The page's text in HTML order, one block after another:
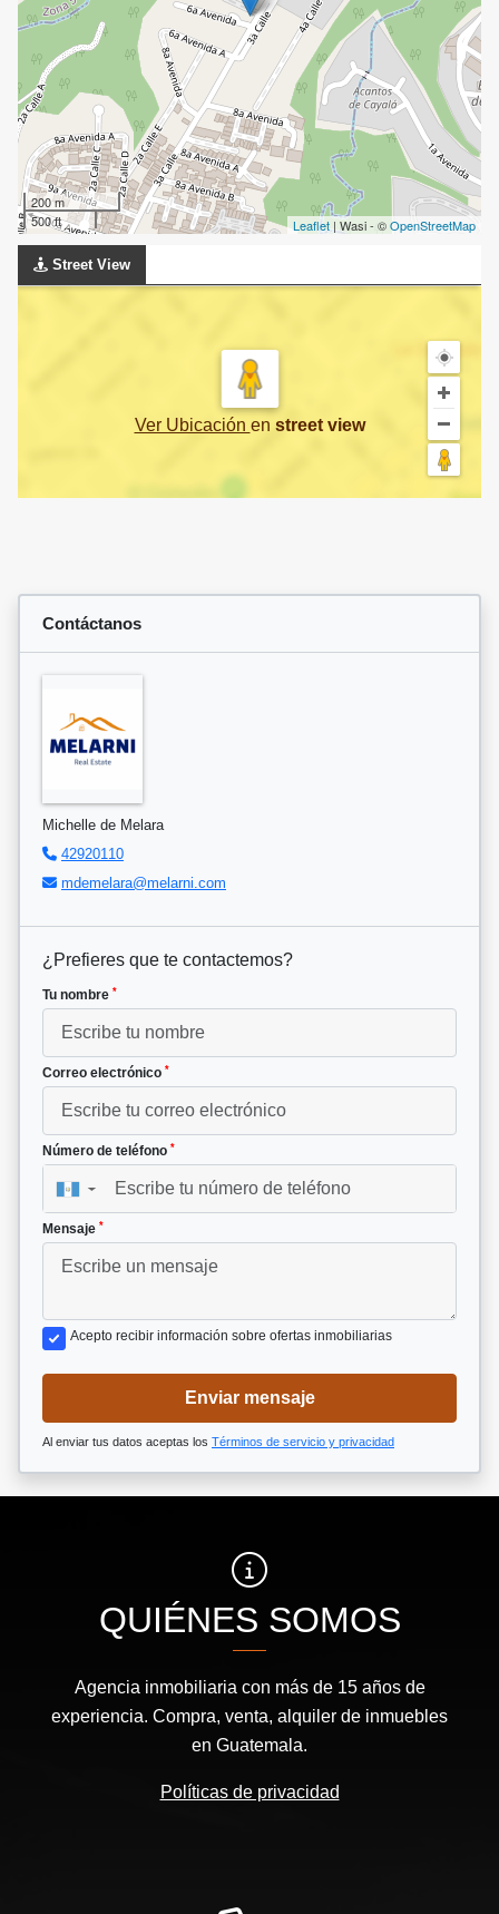
200 m
500 ft
Leaflet | Wasi - ©OpenStreetMap
Street View
Ver Ubicación en street view
Contáctanos
Michelle de Melara
42920110
mdemelara@melarni.com
¿Prefieres que te contactemos?
Tu nombre *
Correo electrónico *
Número de teléfono *
▼
Mensaje *
Acepto recibir información sobre ofertas inmobiliarias
Enviar mensaje
Al enviar tus datos aceptas los Términos de servicio y privacidad
QUIÉNES SOMOS
Agencia inmobiliaria con más de 15 años de
experiencia. Compra, venta, alquiler de inmuebles
en Guatemala.
Políticas de privacidad